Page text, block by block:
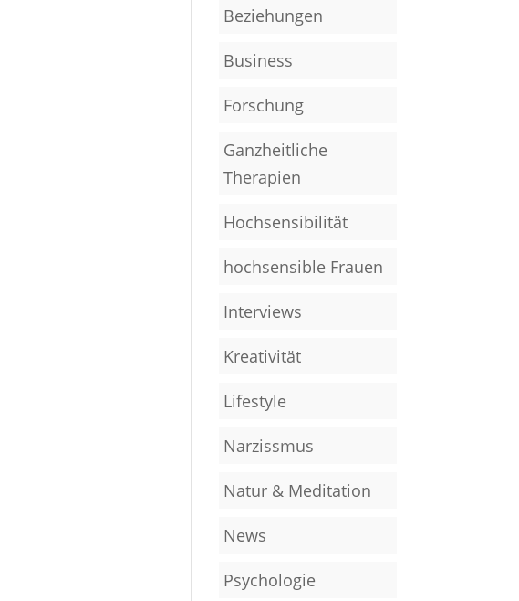
Beziehungen
Business
Forschung
Ganzheitliche
Therapien
Hochsensibilität
hochsensible Frauen
Interviews
Kreativität
Lifestyle
Narzissmus
Natur & Meditation
News
Psychologie